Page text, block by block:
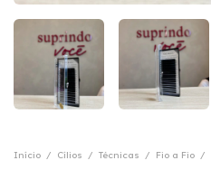
Início / Cílios / Técnicas / Fio a Fio /